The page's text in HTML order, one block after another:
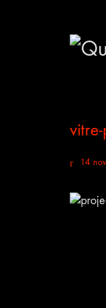
14